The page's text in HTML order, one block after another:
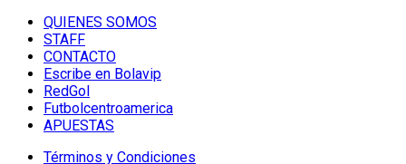
QUIENES SOMOS
STAFF
CONTACTO
Escribe en Bolavip
RedGol
Futbolcentroamerica
APUESTAS
Términos y Condiciones